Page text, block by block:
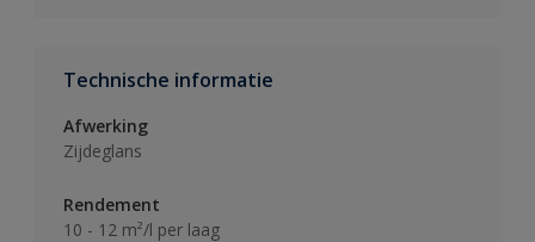
Technische informatie
Afwerking
Zijdeglans
Rendement
10 - 12 m²/l per laag